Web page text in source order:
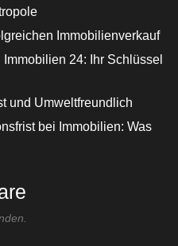
Immobilienverkauf
24: Ihr Schlüssel
und Umweltfreundlich
bei Immobilien: Was